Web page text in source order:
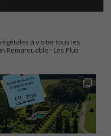
à visiter tous les
Remarquable - Les Plus